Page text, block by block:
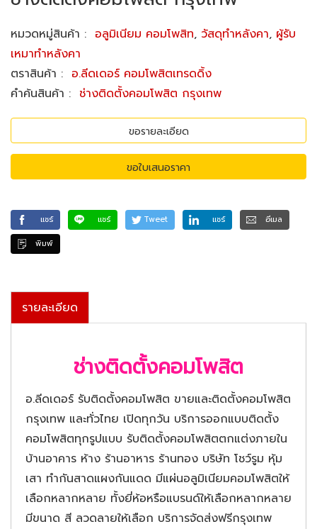
หมวดหมู่สินค้า : อลูมิเนียม คอมโพสิท, วัสดุทำหลังคา, ผู้รับ
เหมาทำหลังคา
ตราสินค้า : อ.ลีดเดอร์ คอมโพสิตเทรดดิ้ง
คำค้นสินค้า : ช่างติดตั้งคอมโพสิต กรุงเทพ
ขอรายละเอียด
ขอใบเสนอราคา
แชร์ แชร์ Tweet แชร์
อีเมล
พิมพ์
รายละเอียด
ช่างติดตั้งคอมโพสิต
อ.ลีดเดอร์ รับติดตั้งคอมโพสิต ขายและติดตั้งคอมโพสิต
กรุงเทพ และทั่วไทย เปิดทุกวัน บริการออกแบบติดตั้ง
คอมโพสิตทุกรูปแบบ รับติดตั้งคอมโพสิตตกแต่งภายใน
บ้านอาคาร ห้าง ร้านอาหาร ร้านทอง บริษัท โชว์รูม หุ้ม
เสา ทำกันสาดแผงกันแดด มีแผ่นอลูมิเนียมคอมโพสิตให้
เลือกหลากหลาย ทั้งยี่ห้อหรือแบรนด์ให้เลือกหลากหลาย
มีขนาด สี ลวดลายให้เลือก บริการจัดส่งฟรีกรุงเทพ